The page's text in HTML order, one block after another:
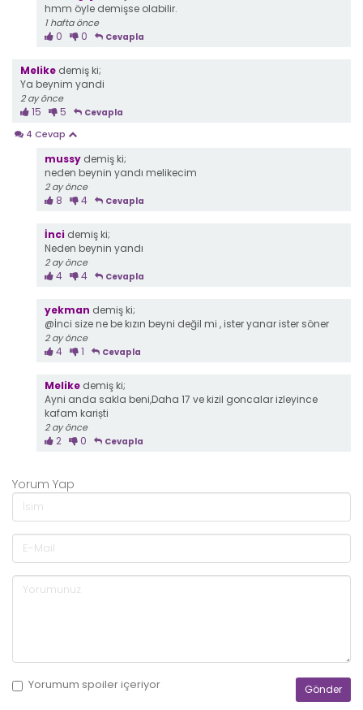
hmm öyle demişse olabilir.
1 hafta önce
0 0 Cevapla
Melike demiş ki;
Ya beynim yandi
2 ay önce
15 5 Cevapla
4 Cevap
mussy demiş ki;
neden beynin yandı melikecim
2 ay önce
8 4 Cevapla
İnci demiş ki;
Neden beynin yandı
2 ay önce
4 4 Cevapla
yekman demiş ki;
@İnci size ne be kızın beyni değil mi , ister yanar ister söner
2 ay önce
4 1 Cevapla
Melike demiş ki;
Ayni anda sakla beni,Daha 17 ve kizil goncalar izleyince
kafam kariști
2 ay önce
2 0 Cevapla
Yorum Yap
Yorumum spoileriçeriyor